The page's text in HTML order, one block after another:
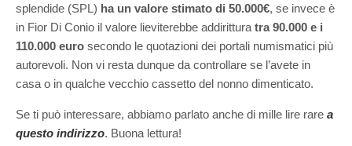
splendide (SPL) ha un valore stimato di 50.000€, se invece è
in Fior Di Conio il valore lieviterebbe addirittura tra 90.000 e i
110.000 euro secondo le quotazioni dei portali numismatici più
autorevoli. Non vi resta dunque da controllare se l’avete in
casa o in qualche vecchio cassetto del nonno dimenticato.
Se ti può interessare, abbiamo parlato anche di mille lire rare a
questo indirizzo. Buona lettura!